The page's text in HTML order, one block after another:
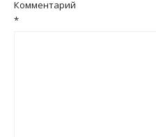
Комментарий
*